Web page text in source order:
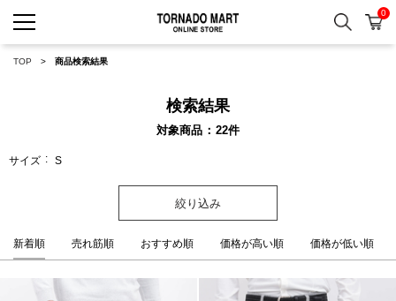
検索 カ
0
TOP 商品検索結果
検索結果
対象商品 22件
サイズ S
絞り込み
新着順 売れ筋順 おすすめ順 価格が高い順 価格が低い順